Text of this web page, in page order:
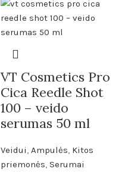
VT Cosmetics Pro
Cica Reedle Shot
100 – veido
serumas 50 ml
Veidui, Ampulės, Kitos
priemonės, Serumai